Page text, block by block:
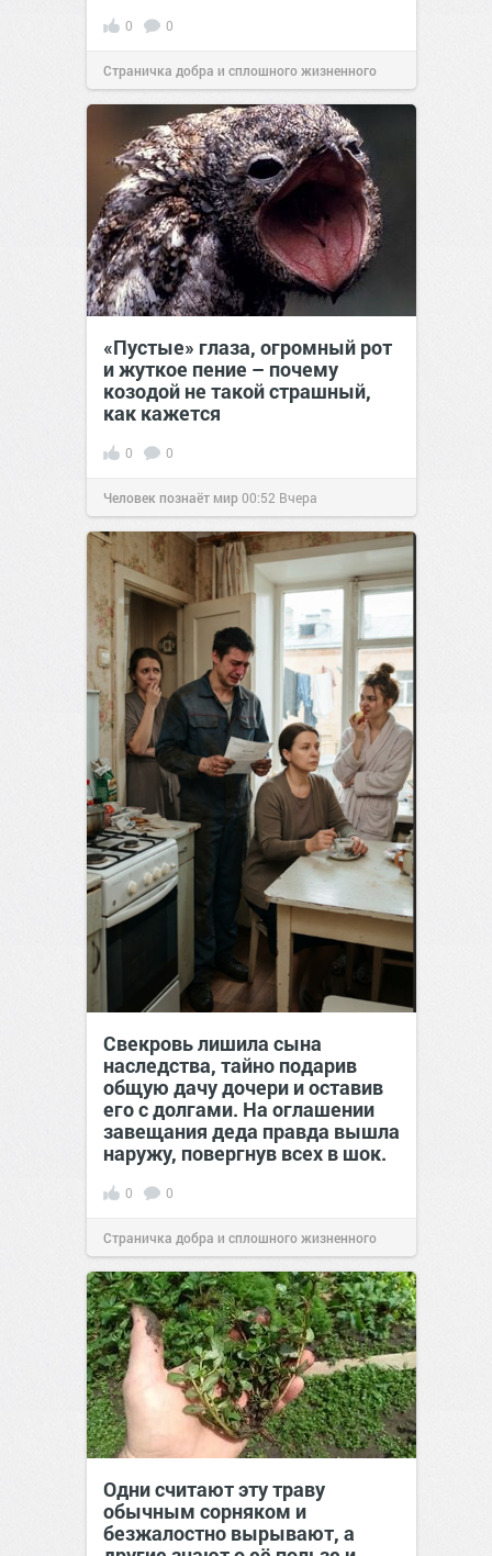
0 0
Страничка добра и сплошного жизненного
позитива!00:29Вчера
«Пустые» глаза, огромный рот
и жуткое пение – почему
козодой не такой страшный,
как кажется
0 0
Человек познаёт мир00:52 Вчера
Свекровь лишила сына
наследства, тайно подарив
общую дачу дочери и оставив
его с долгами. На оглашении
завещания деда правда вышла
наружу, повергнув всех в шок.
0 0
Страничка добра и сплошного жизненного
позитива!00:29Вчера
Одни считают эту траву
обычным сорняком и
безжалостно вырывают, а